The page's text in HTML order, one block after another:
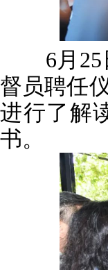
6月25日
督员聘任
进行了解
书。